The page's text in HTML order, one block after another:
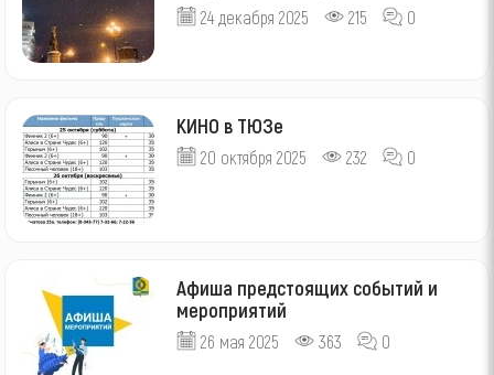
24 декабря 2025 215 0
КИНО в ТЮЗе
20 октября 2025 232 0
Афиша предстоящих событий и
мероприятий
26 мая 2025 363 0